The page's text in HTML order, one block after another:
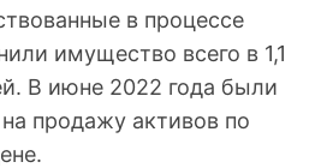
в процессе
имущество всего в 1,1
В июне 2022 года были
продажу активов по